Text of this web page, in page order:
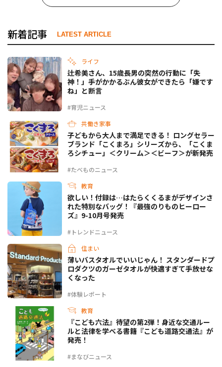
新着記事 LATEST ARTICLE
ライフ
#育児ニュース
辻希美さん、15歳長男の突然の行動に「失
神！」手がかかるぶん彼女ができたら「嫌です
ね」と断言
共働き家事
#たべものニュース
子どもから大人まで満足できる！ ロングセラー
ブランド「こくまろ」シリーズから、「こくま
ろシチュー」＜クリーム＞＜ビーフ＞が新発売
教育
#トレンドニュース
欲しい！付録は…はたらくくるまがデザインさ
れた特別なバッグ！『最強のりものヒーロー
ズ』9-10月号発売
住まい
#体験レポート
薄いバスタオルでいいじゃん！ スタンダードプ
ロダクツのガーゼタオルが快適すぎて手放せな
くなった
教育
#まなびニュース
『こども六法』待望の第2弾！身近な交通ルー
ルと法律を学べる書籍『こども道路交通法』が
発売！